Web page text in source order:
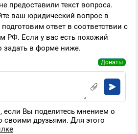
предоставили текст вопроса.
ваш юридический вопрос в
ответ в соответствии с
РФ. Если у вас есть похожий
задать в форме ниже.
Донаты
если Вы поделитесь мнением о
своими друзьями. Для этого